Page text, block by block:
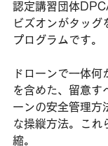
認定講習団体
ビズオンがタッグ
プログラムです。
ドローンで一体
を含めた、留意す
ーンの安全管理方
な操縦方法。これ
縮。